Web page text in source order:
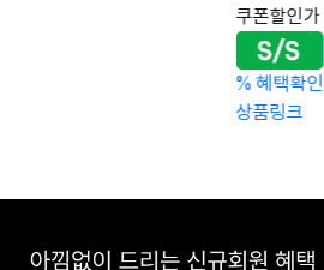
쿠폰할인가
% 혜택확인
상품링크